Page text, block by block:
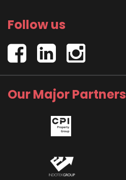
Follow us
Our Major Partners